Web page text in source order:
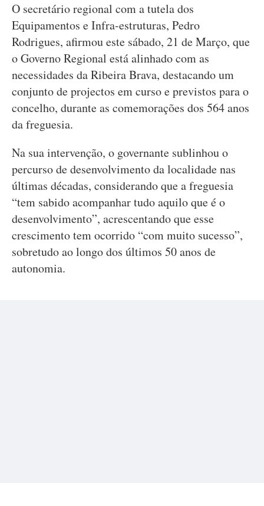
O secretário regional com a tutela dos
Equipamentos e Infra-estruturas, Pedro
Rodrigues, afirmou este sábado, 21 de Março, que
o Governo Regional está alinhado com as
necessidades da Ribeira Brava, destacando um
conjunto de projectos em curso e previstos para o
concelho, durante as comemorações dos 564 anos
da freguesia.
Na sua intervenção, o governante sublinhou o
percurso de desenvolvimento da localidade nas
últimas décadas, considerando que a freguesia
“tem sabido acompanhar tudo aquilo que é o
desenvolvimento”, acrescentando que esse
crescimento tem ocorrido “com muito sucesso”,
sobretudo ao longo dos últimos 50 anos de
autonomia.